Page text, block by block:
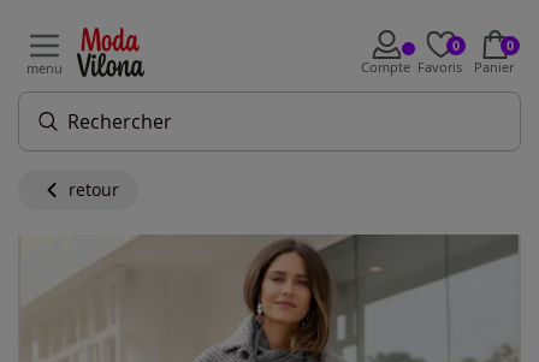
menu Compte
0
Favoris
0
Panier
retour